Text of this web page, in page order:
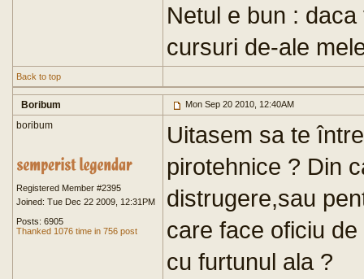
Netul e bun :
cursuri de-ale
Back to top
Boribum Mon Sep 20 2010, 12:40AM
boribum
Registered Member #2395
Joined: Tue Dec 22 2009, 12:31PM
Posts: 6905
Thanked 1076 time in 756 post
Uitasem sa te
pirotehnice ? Din
distrugere,sau
care face oficiu
cu furtunul ala ?